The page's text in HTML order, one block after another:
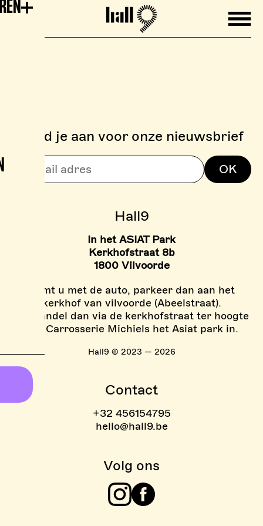
Mobile
Hall9
> BOULDERZONE
> TARIEVEN BOULDER
Hall9
In het ASIAT Park
Kerkhofstraat 8b
1800 Vilvoorde
Komt u met de auto, parkeer dan aan het
kerkhof van vilvoorde (Abeelstraat).
En wandel dan via de kerkhofstraat ter hoogte
van Carrosserie Michiels het Asiat park in.
Hall9 © 2023 — 2026
Contact
+32 456154795
hello@hall9.be
Volg ons
Meld je aan voor onze nieuwsbrief
OK